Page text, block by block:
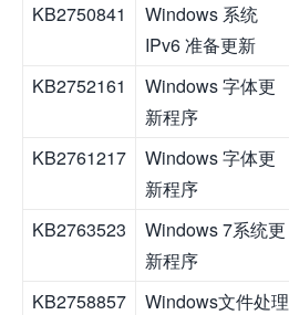
KB2750841
Windows 系统
IPv6 准备更新
KB2752161
Windows 字体更
新程序
KB2761217
Windows 字体更
新程序
KB2763523
Windows 7系统更
新程序
KB2758857
Windows文件处理